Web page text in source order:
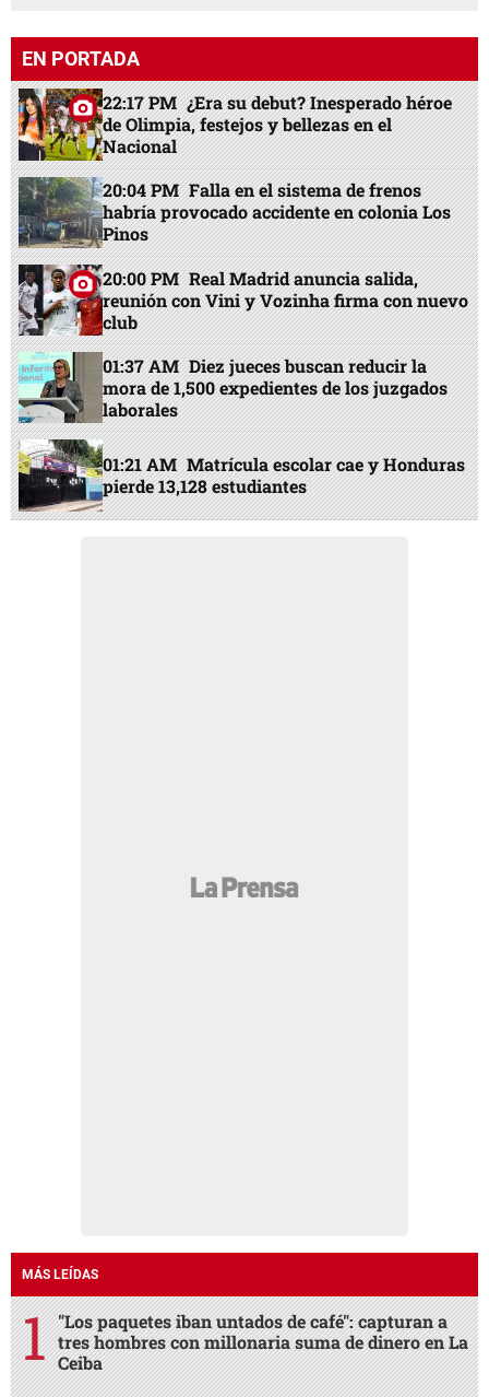
EN PORTADA
22:17 PM ¿Era su debut? Inesperado héroe
de Olimpia, festejos y bellezas en el
Nacional
20:04 PM Falla en el sistema de frenos
habría provocado accidente en colonia Los
Pinos
20:00 PM Real Madrid anuncia salida,
reunión con Vini y Vozinha firma con nuevo
club
01:37 AM Diez jueces buscan reducir la
mora de 1,500 expedientes de los juzgados
laborales
01:21 AM Matrícula escolar cae y Honduras
pierde 13,128 estudiantes
MÁS LEÍDAS
"Los paquetes iban untados de café": capturan a
tres hombres con millonaria suma de dinero en La
Ceiba